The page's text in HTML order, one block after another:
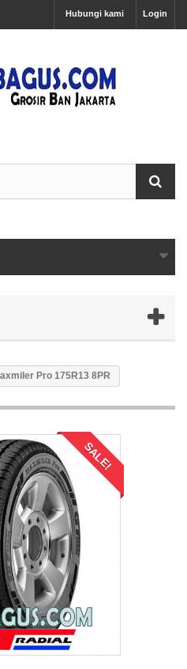
Login
Hubungi kami
Pro 175R13 8PR
SALE!